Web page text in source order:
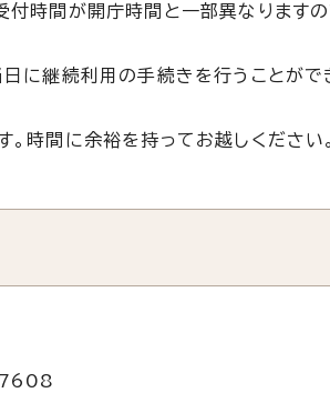
時間が開庁時間と一部異なりますの
に継続利用の手続きを行うことがで
時間に余裕を持ってお越しください。